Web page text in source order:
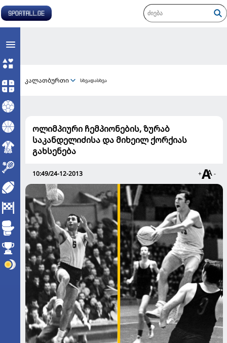
კალათბურთი სხვადასხვა
ოლიმპიური ჩემპიონების, ზურაბ
საკანდელიძისა და მიხეილ ქორქიას
გახსენება
10:49/24-12-2013 + -